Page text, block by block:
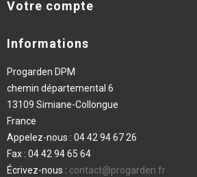
Votre compte
Informations
Progarden DPM
chemin départemental 6
13109 Simiane-Collongue
France
Appelez-nous : 04 42 94 67 26
Fax : 04 42 94 65 64
Écrivez-nous : contact@progarden.fr